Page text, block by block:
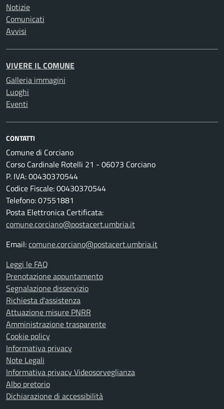
Notizie
Comunicati
Avvisi
VIVERE IL COMUNE
Galleria immagini
Luoghi
Eventi
CONTATTI
Comune di Corciano
Corso Cardinale Rotelli 21 - 06073 Corciano
P. IVA: 00430370544
Codice Fiscale: 00430370544
Telefono: 07551881
Posta Elettronica Certificata:
comune.corciano@postacert.umbria.it
Email:comune.corciano@postacert.umbria.it
Leggi le FAQ
Prenotazione appuntamento
Segnalazione disservizio
Richiesta d'assistenza
Attuazione misure PNRR
Amministrazione trasparente
Cookie policy
Informativa privacy
Note Legali
Informativa privacy Videosorveglianza
Albo pretorio
Dichiarazione di accessibilità